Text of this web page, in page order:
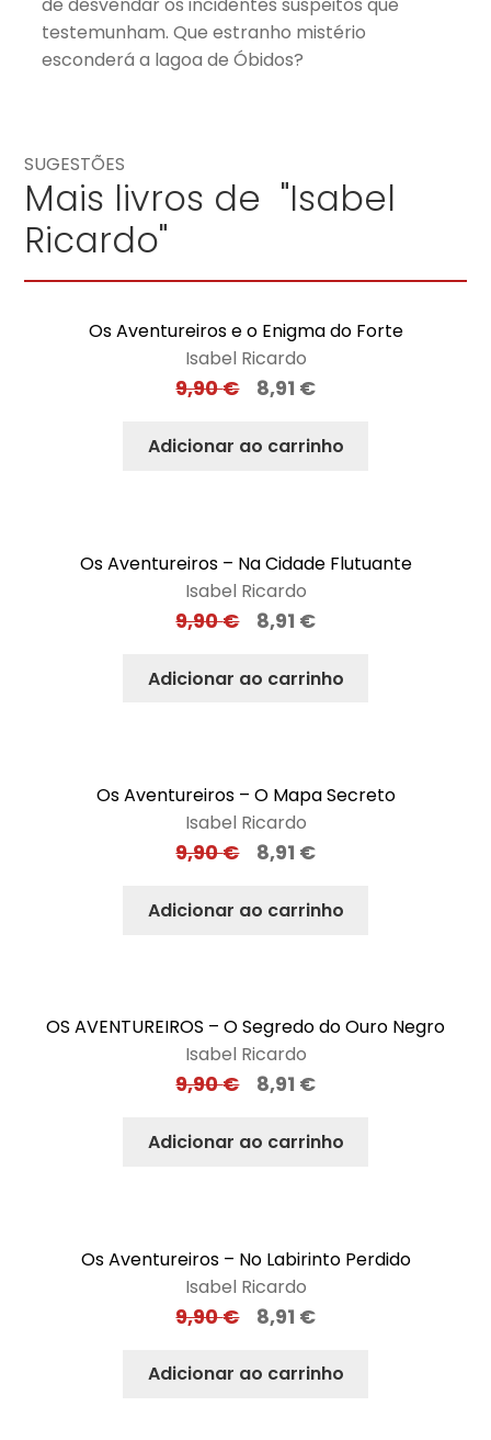
testemunham. Que estranho mistério
esconderá a lagoa de Óbidos?
SUGESTÕES
Mais livros de "Isabel
Ricardo"
Os Aventureiros e o Enigma do Forte
Isabel Ricardo
9,90€ 8,91 €
Adicionar ao carrinho
Os Aventureiros – Na Cidade Flutuante
Isabel Ricardo
9,90€ 8,91 €
Adicionar ao carrinho
Os Aventureiros – O Mapa Secreto
Isabel Ricardo
9,90€ 8,91 €
Adicionar ao carrinho
OS AVENTUREIROS – O Segredo do Ouro Negro
Isabel Ricardo
9,90€ 8,91 €
Adicionar ao carrinho
Os Aventureiros – No Labirinto Perdido
Isabel Ricardo
9,90€ 8,91 €
Adicionar ao carrinho